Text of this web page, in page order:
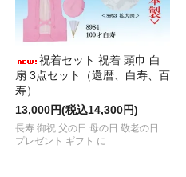
祝着セット 祝着 頭巾 白
扇 3点セット（還暦、白寿、百
寿）
13,000円(税込14,300円)
長寿 御祝 父の日 母の日 敬老の日
プレゼント ギフト に